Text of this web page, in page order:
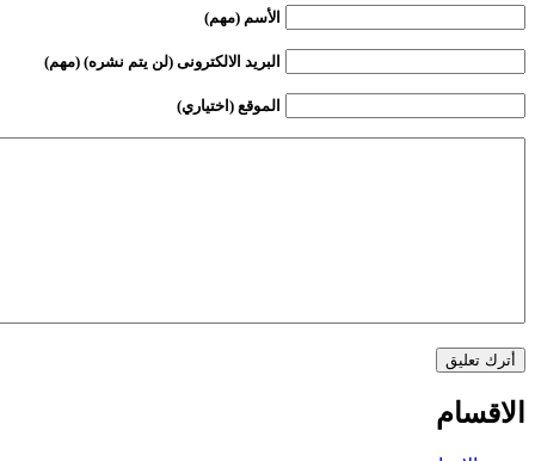
الأسم (مهم)
البريد الالكترونى (لن يتم نشره) (مهم)
الموقع (اختياري)
الاقسام